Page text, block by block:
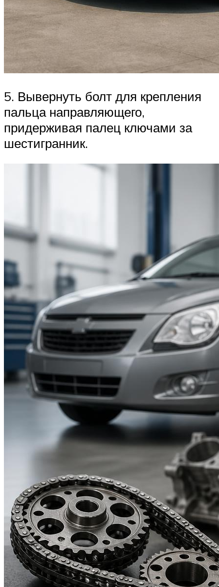
5. Вывернуть болт для крепления
пальца направляющего,
придерживая палец ключами за
шестигранник.